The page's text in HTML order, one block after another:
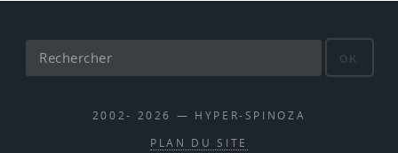
OK
2002- 2026 — HYPER-SPINOZA
PLAN DU SITE